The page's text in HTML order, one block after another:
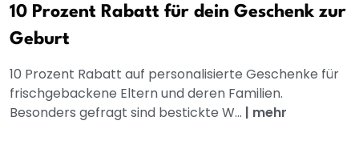
10 Prozent Rabatt für dein Geschenk zur
Geburt
10 Prozent Rabatt auf personalisierte Geschenke für
frischgebackene Eltern und deren Familien.
Besonders gefragt sind bestickte W... | mehr